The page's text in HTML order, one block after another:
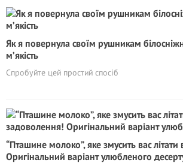
Як я повернула своїм рушникам
м’якість
Спробуйте цей простий спосіб
“Пташине молоко”, яке змусить вас
Оригінальний варіант улюбленого